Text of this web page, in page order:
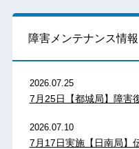
障害メンテナンス情報
2026.07.25
7月25日【都城局】障害
2026.07.10
7月17日実施【日南局】